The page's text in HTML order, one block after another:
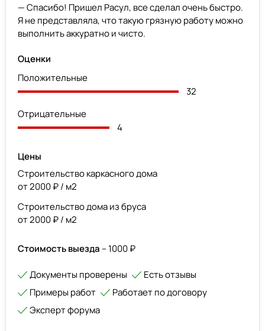
— Спасибо! Пришел Расул, все сделал очень быстро.
Я не представляла, что такую грязную работу можно
выполнить аккуратно и чисто.
Оценки
Положительные
32
Отрицательные
4
Цены
Строительство каркасного дома
от 2000 ₽ / м2
Строительство дома из бруса
от 2000 ₽ / м2
Стоимость выезда – 1000 ₽
Документы проверены
Есть отзывы
Примеры работ
Работает по договору
Эксперт форума